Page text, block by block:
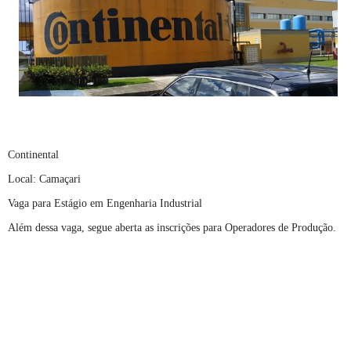
Continental
Local: Camaçari
Vaga para Estágio em Engenharia Industrial
Além dessa vaga, segue aberta as inscrições para Operadores de Produção.